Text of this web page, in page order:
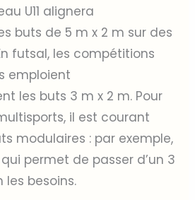
U11 alignera
buts de 5 m x 2 m sur des
futsal, les compétitions
emploient
les buts 3 m x 2 m. Pour
il est courant
modulaires : par exemple,
permet de passer d’un 3
les besoins.